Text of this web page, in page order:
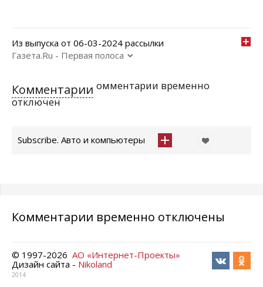
Из выпуска от 06-03-2024 рассылки
Газета.Ru - Первая полоса
Комментарии омментарии временно
отключен
Subscribe. Авто и компьютеры
Комментарии временно отключены
© 1997-2026 АО «Интернет-Проекты»
Дизайн сайта - Nikoland
2014